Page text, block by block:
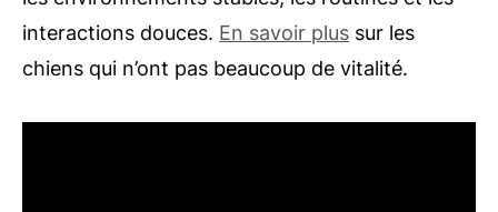
interactions douces. En savoir plus sur les
chiens qui n’ont pas beaucoup de vitalité.